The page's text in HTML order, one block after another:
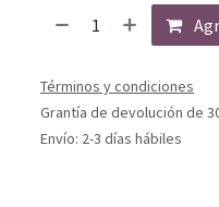
Términos y condiciones
Grantía de devolución de
Envío: 2-3 días hábiles